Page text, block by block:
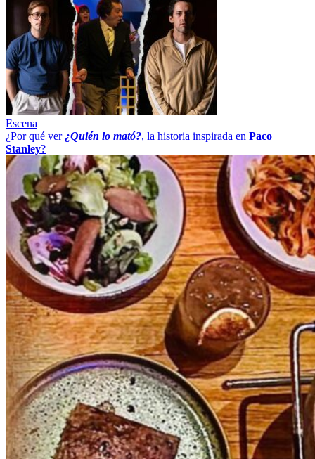
Escena
¿Por qué ver ¿Quién lo mató?, la historia inspirada en Paco
Stanley?